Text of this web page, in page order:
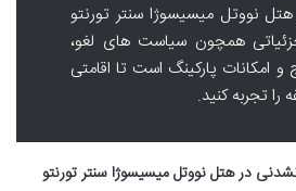
هتل نووتل میسیسوژا سنتر تورنتو
همچون سیاست های لغو،
امکانات پارکینگ است تا اقامتی
تجربه کنید.
در هتل نووتل میسیسوژا سنتر تورنتو